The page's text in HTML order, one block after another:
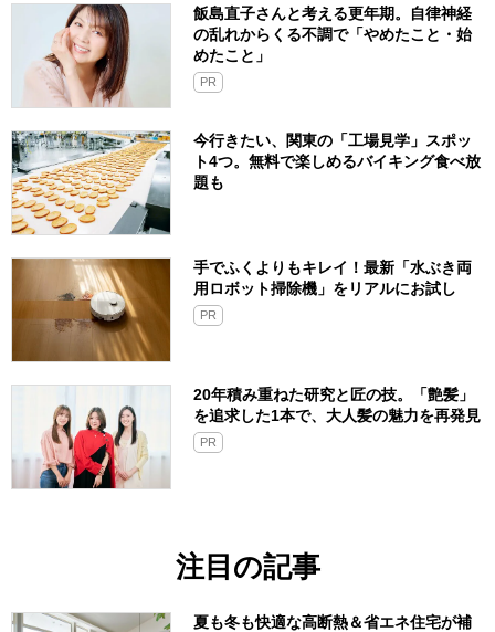
飯島直子さんと考える更年期。自律神経
の乱れからくる不調で「やめたこと・始
めたこと」
PR
今行きたい、関東の「工場見学」スポッ
ト4つ。無料で楽しめるバイキング食べ放
題も
手でふくよりもキレイ！最新「水ぶき両
用ロボット掃除機」をリアルにお試し
PR
20年積み重ねた研究と匠の技。「艶髪」
を追求した1本で、大人髪の魅力を再発見
PR
注目の記事
夏も冬も快適な高断熱＆省エネ住宅が補